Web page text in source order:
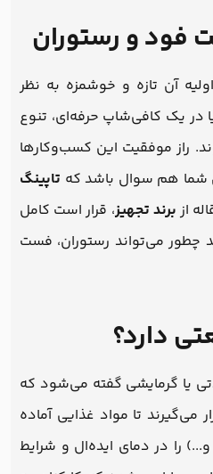
فود و رستوران
آن تازه و خوشمزه به نظر
در یک کافی‌شاپ حرفه‌ای، تنوع
راز موفقیت این کسب‌وکارها
شما هم سوال باشد که تاپینگ
از برند تجهیز، قرار است کامل
چطور می‌تواند رستوران، فست
دارد؟
یا گرمایشی گفته می‌شود که
تا مواد غذایی آماده
را در دمای ایده‌ال و شرایط